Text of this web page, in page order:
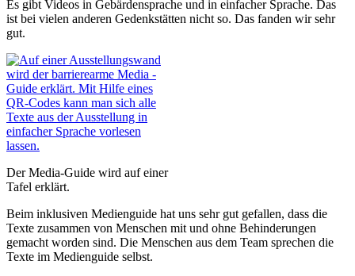
Es gibt Videos in Gebärdensprache und in einfacher Sprache. Das
ist bei vielen anderen Gedenkstätten nicht so. Das fanden wir sehr
gut.
Der Media-Guide wird auf einer
Tafel erklärt.
Beim inklusiven Medienguide hat uns sehr gut gefallen, dass die
Texte zusammen von Menschen mit und ohne Behinderungen
gemacht worden sind. Die Menschen aus dem Team sprechen die
Texte im Medienguide selbst.